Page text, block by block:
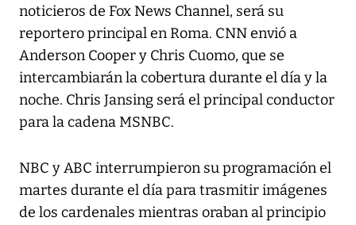
noticieros de Fox News Channel, será su
reportero principal en Roma. CNN envió a
Anderson Cooper y Chris Cuomo, que se
intercambiarán la cobertura durante el día y la
noche. Chris Jansing será el principal conductor
para la cadena MSNBC.
NBC y ABC interrumpieron su programación el
martes durante el día para trasmitir imágenes
de los cardenales mientras oraban al principio